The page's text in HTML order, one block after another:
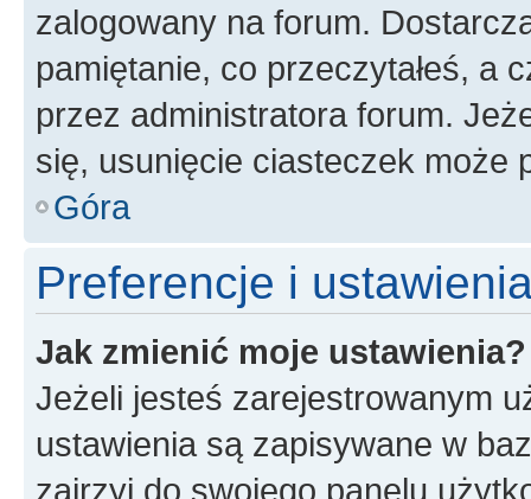
zalogowany na forum.
pamiętanie, co przeczytałeś, a
przez administratora forum.
się, usunięcie ciasteczek może
Góra
Preferencje i
Jak zmienić moje ustawienia?
Jeżeli jesteś zarejestrowanym
ustawienia są zapisywane w
zajrzyj do swojego panelu